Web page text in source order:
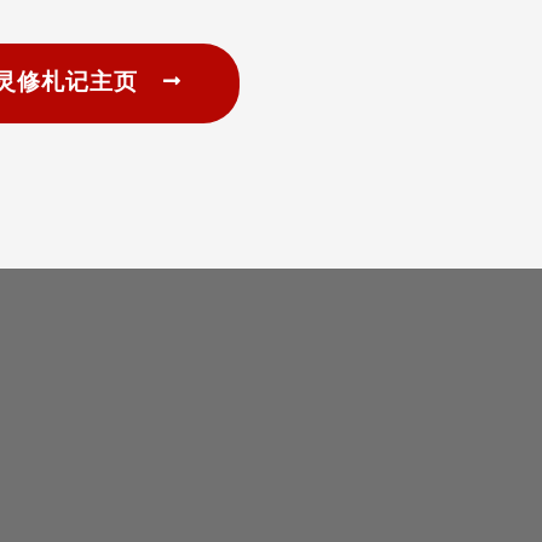
修札记主页